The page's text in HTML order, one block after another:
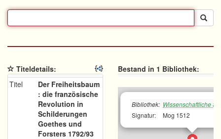
Titeldetails:
Titel
Der Freiheitsbaum
: die französische
Revolution in
Schilderungen
Goethes und
Forsters 1792/93
Bestand in 1 Bibliothek:
Bibliothek: Wissenschaftliche
Signatur:
Mog 1512